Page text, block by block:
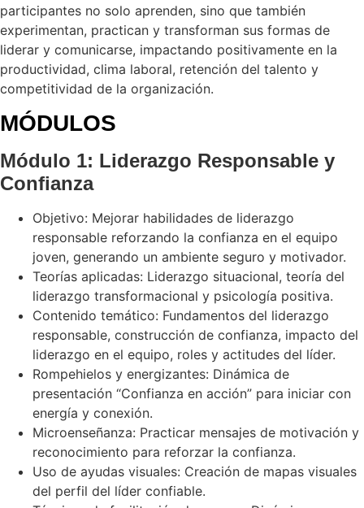
participantes no solo aprenden, sino que también
experimentan, practican y transforman sus formas de
liderar y comunicarse, impactando positivamente en la
productividad, clima laboral, retención del talento y
competitividad de la organización.
MÓDULOS
Módulo 1: Liderazgo Responsable y
Confianza
Objetivo: Mejorar habilidades de liderazgo
responsable reforzando la confianza en el equipo
joven, generando un ambiente seguro y motivador.
Teorías aplicadas: Liderazgo situacional, teoría del
liderazgo transformacional y psicología positiva.
Contenido temático: Fundamentos del liderazgo
responsable, construcción de confianza, impacto del
liderazgo en el equipo, roles y actitudes del líder.
Rompehielos y energizantes: Dinámica de
presentación “Confianza en acción” para iniciar con
energía y conexión.
Microenseñanza: Practicar mensajes de motivación y
reconocimiento para reforzar la confianza.
Uso de ayudas visuales: Creación de mapas visuales
del perfil del líder confiable.